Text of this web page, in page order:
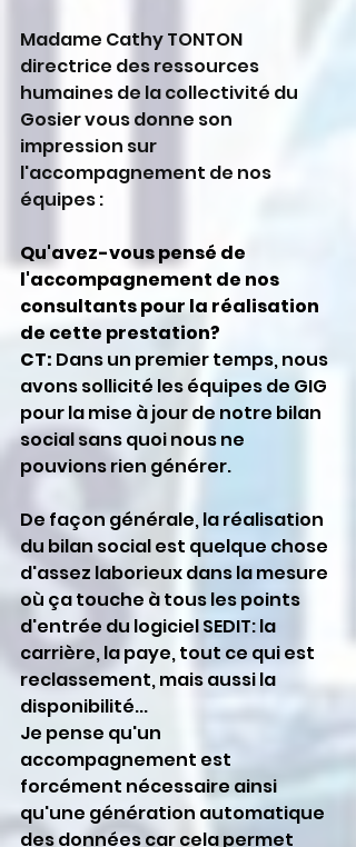
Madame Cathy TONTON
directrice des ressources
humaines de la collectivité du
Gosier vous donne son
impression sur
l'accompagnement de nos
équipes :
Qu'avez-vous pensé de
l'accompagnement de nos
consultants pour la réalisation
de cette prestation?
CT: Dans un premier temps, nous
avons sollicité les équipes de GIG
pour la mise à jour de notre bilan
social sans quoi nous ne
pouvions rien générer.
De façon générale, la réalisation
du bilan social est quelque chose
d'assez laborieux dans la mesure
où ça touche à tous les points
d'entrée du logiciel SEDIT: la
carrière, la paye, tout ce qui est
reclassement, mais aussi la
disponibilité...
Je pense qu'un
accompagnement est
forcément nécessaire ainsi
qu'une génération automatique
des données car cela permet